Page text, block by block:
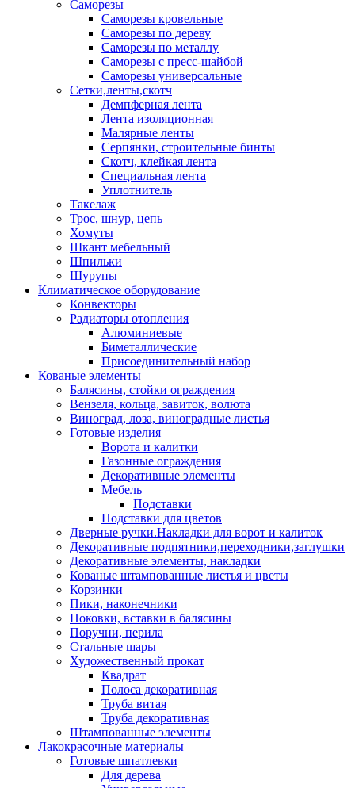
Саморезы
Саморезы кровельные
Саморезы по дереву
Саморезы по металлу
Саморезы с пресс-шайбой
Саморезы универсальные
Сетки,ленты,скотч
Демпферная лента
Лента изоляционная
Малярные ленты
Серпянки, строительные бинты
Скотч, клейкая лента
Специальная лента
Уплотнитель
Такелаж
Трос, шнур, цепь
Хомуты
Шкант мебельный
Шпильки
Шурупы
Климатическое оборудование
Конвекторы
Радиаторы отопления
Алюминиевые
Биметаллические
Присоединительный набор
Кованые элементы
Балясины, стойки ограждения
Вензеля, кольца, завиток, волюта
Виноград, лоза, виноградные листья
Готовые изделия
Ворота и калитки
Газонные ограждения
Декоративные элементы
Мебель
Подставки
Подставки для цветов
Дверные ручки.Накладки для ворот и калиток
Декоративные подпятники,переходники,заглушки
Декоративные элементы, накладки
Кованые штампованные листья и цветы
Корзинки
Пики, наконечники
Поковки, вставки в балясины
Поручни, перила
Стальные шары
Художественный прокат
Квадрат
Полоса декоративная
Труба витая
Труба декоративная
Штампованные элементы
Лакокрасочные материалы
Готовые шпатлевки
Для дерева